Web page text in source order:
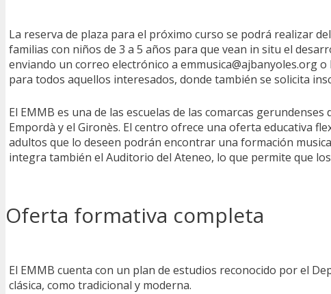
La reserva de plaza para el próximo curso se podrá realizar
familias con niños de 3 a 5 años para que vean in situ el
enviando un correo electrónico a emmusica@ajbanyoles.org
para todos aquellos interesados, donde también se solicita
El EMMB es una de las escuelas de las comarcas
Empordà y el Gironès. El centro ofrece una oferta educativa
adultos que lo deseen podrán encontrar una formación
integra también el Auditorio del Ateneo, lo que permite que
Oferta formativa completa
El EMMB cuenta con un plan de estudios reconocido por el
clásica, como tradicional y moderna.